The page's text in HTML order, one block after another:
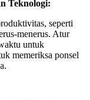
Teknologi:
seperti
menerus. Atur
untuk
memeriksa ponsel